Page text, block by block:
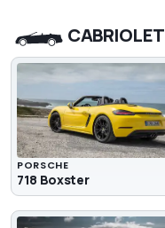
CABRIOLET
PORSCHE
718 Boxster